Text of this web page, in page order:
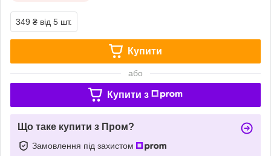
349 ₴ від 5 шт.
Купити
або
Купити з
Що таке купити з Пром?
Замовлення під захистом